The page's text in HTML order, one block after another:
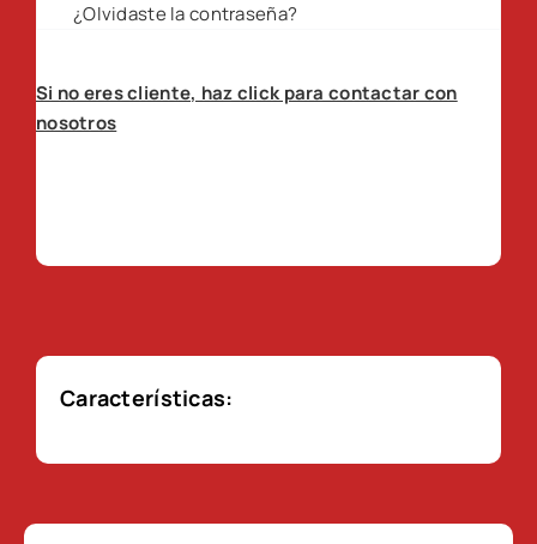
¿Olvidaste la contraseña?
Si no eres cliente, haz click para contactar con
nosotros
Características: